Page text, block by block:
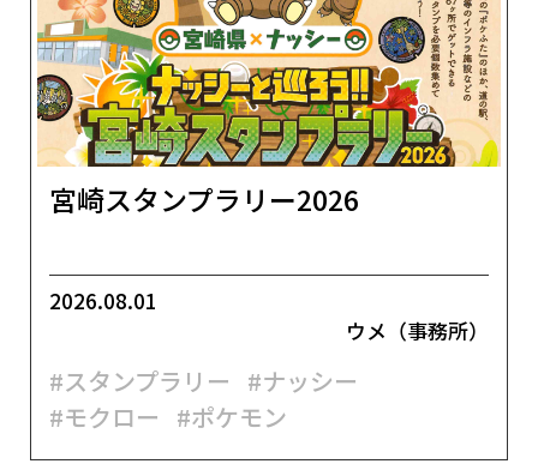
宮崎スタンプラリー2026
2026.08.01
ウメ（事務所）
#スタンプラリー #ナッシー
#モクロー #ポケモン